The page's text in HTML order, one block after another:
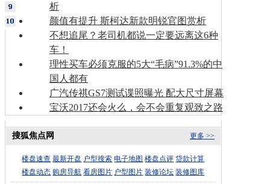
析
颜值有提升 斯柯达新款明锐官图赏析
不想追尾？老司机都说一定要远离这6种
车！
理性买车必须克服的5大“毛病”91.3%的中
国人都有
广汽传祺GS7测试谍照曝光 配大尺寸屏幕
宝沃2017还会火么，会不会重复观致之路
更多 >>
搜狐焦点网
楼盘速查 最新开盘 户型搜索 电子地图 楼盘点评 贷款计算
楼盘动态 购房导航 看房图片 户型图片 装修论坛 装修图库